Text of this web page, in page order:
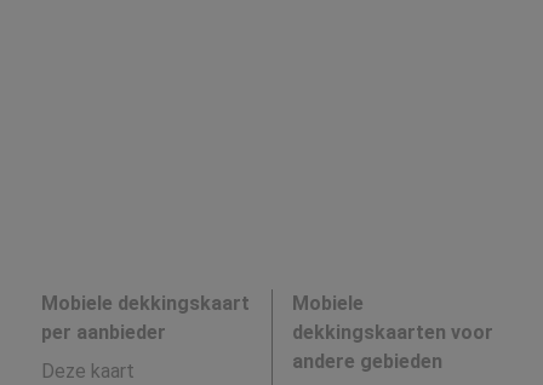
Mobiele dekkingskaart
per aanbieder
Deze kaart
Mobiele
dekkingskaarten voor
andere gebieden